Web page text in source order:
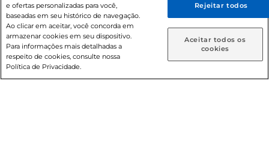
Caso queira comprar online, informe como deseja receber
suas compras:
Entrega em casa Retire em Loja
© 2026 Copyright. Todos os direitos
reservados Prezunic.
e ofertas personalizadas para você,
baseadas em seu histórico de navegação.
Ao clicar em aceitar, você concorda em
armazenar cookies em seu dispositivo.
Para informações mais detalhadas a
respeito de cookies, consulte nossa
Política de Privacidade.
Rejeitar todos
Aceitar todos os
cookies